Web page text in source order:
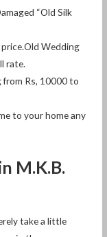
“Old Silk
price.Old Wedding
rate.
from Rs, 10000 to
to your home any
M.K.B.
take a little